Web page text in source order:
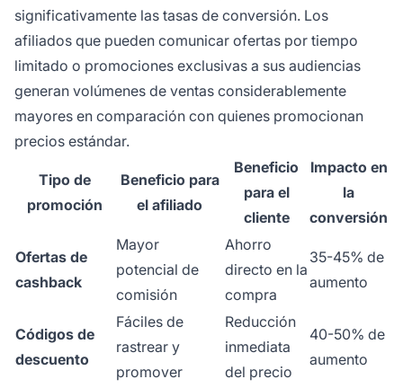
significativamente las tasas de conversión. Los
afiliados que pueden comunicar ofertas por tiempo
limitado o promociones exclusivas a sus audiencias
generan volúmenes de ventas considerablemente
mayores en comparación con quienes promocionan
precios estándar.
Tipo de
promoción
Beneficio para
el afiliado
Beneficio
para el
cliente
Impacto en
la
conversión
Ofertas de
cashback
Mayor
potencial de
comisión
Ahorro
directo en la
compra
35-45% de
aumento
Códigos de
descuento
Fáciles de
rastrear y
promover
Reducción
inmediata
del precio
40-50% de
aumento